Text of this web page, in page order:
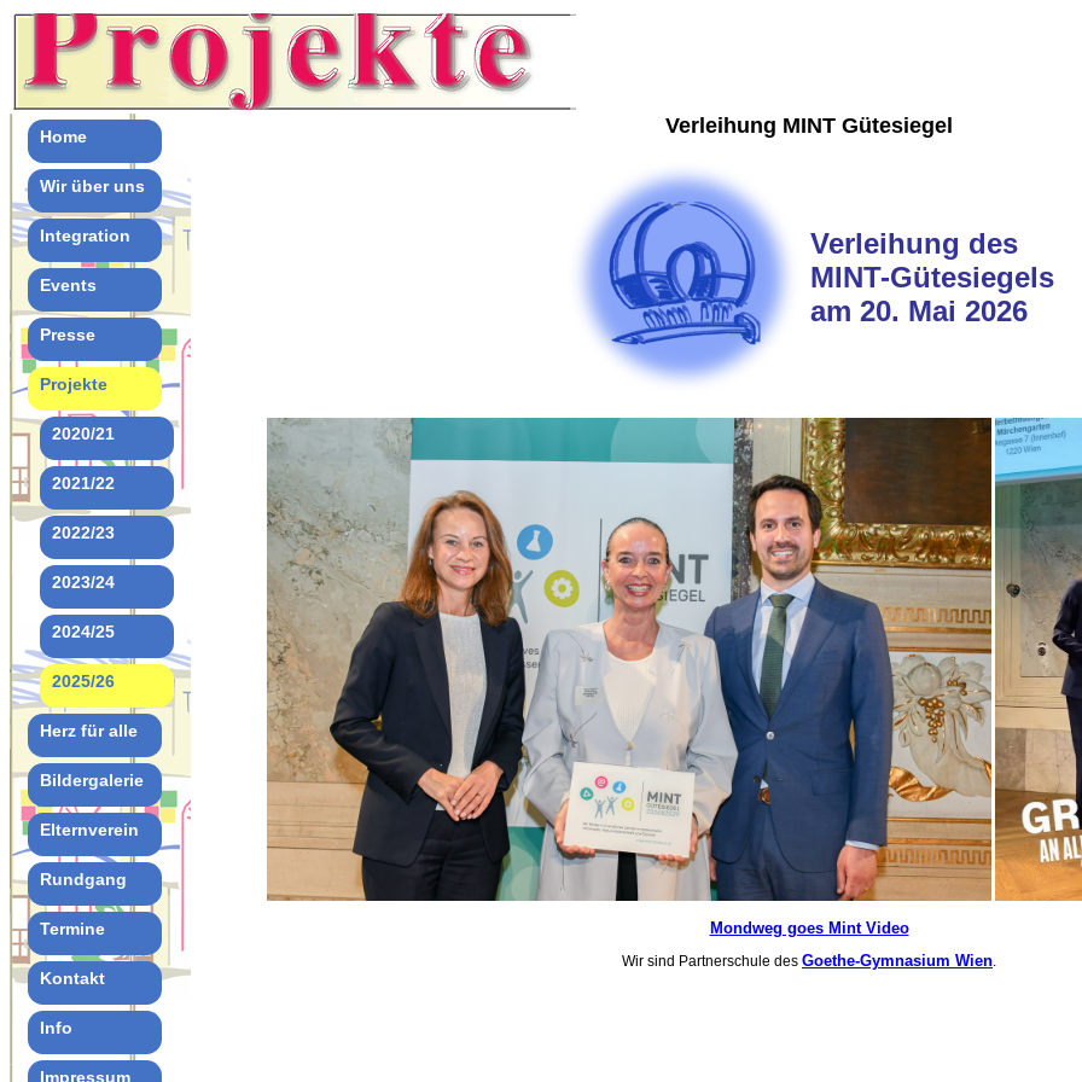
Home
Wir über uns
Integration
Events
Presse
Projekte
2020/21
2021/22
2022/23
2023/24
2024/25
2025/26
Herz für alle
Bildergalerie
Elternverein
Rundgang
Termine
Kontakt
Info
Impressum
Verleihung MINT Gütesiegel
Verleihung des
MINT-Gütesiegels
am 20. Mai 2026
Mondweg goes Mint Video
Wir sind Partnerschule des Goethe-Gymnasium Wien.